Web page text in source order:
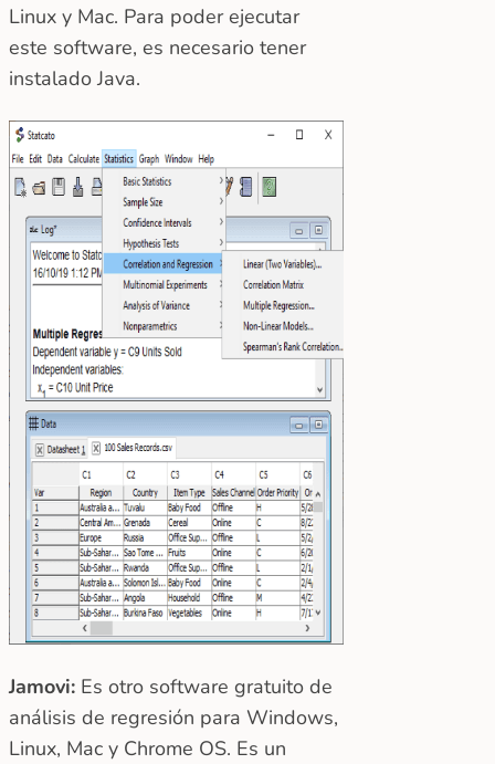
Linux y Mac. Para poder ejecutar
este software, es necesario tener
instalado Java.
Jamovi: Es otro software gratuito de
análisis de regresión para Windows,
Linux, Mac y Chrome OS. Es un